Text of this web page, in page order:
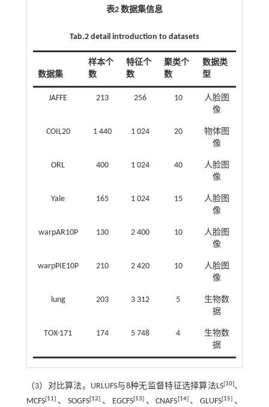
表2 数据集信息
Tab.2 detail introduction to datasets
数据集
样本个
数
特征个
数
聚类个
数
数据类
型
JAFFE 213 256 10
人脸图
像
COIL20 1 440 1 024 20
物体图
像
ORL 400 1 024 40
人脸图
像
Yale 165 1 024 15
人脸图
像
warpAR10P 130 2 400 10
人脸图
像
warpPIE10P 210 2 420 10
人脸图
像
lung 203 3 312 5
生物数
据
TOX-171 174 5 748 4
生物数
据
（3）对比算法。URLUFS与8种无监督特征选择算法LS[10]、
MCFS[11]、SOGFS[12]、EGCFS[13]、CNAFS[14]、GLUFS[15] 、